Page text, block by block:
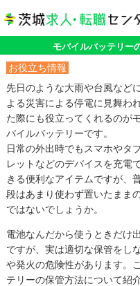
モバイルバッテリー
お役立ち情報
先日のような大雨や台風などに
よる災害による停電に見舞わ
た際にも役立ってくれるのが
バイルバッテリーです。
日常の外出時でもスマホやタ
レットなどのデバイスを充電
きる便利なアイテムですが、
段はあまり使わず置いたまま
ではないでしょうか。
電池なんだから使うときだけ
ですが、実は適切な保管をし
や発火の危険性があります。
テリーの保管方法について紹